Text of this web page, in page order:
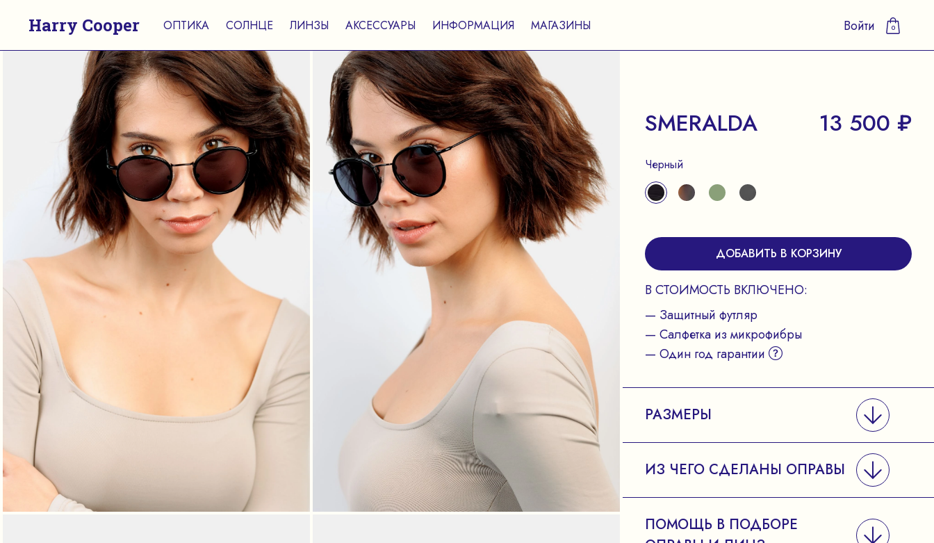
Harry Cooper ОПТИКА СОЛНЦЕ ЛИНЗЫ АКСЕССУАРЫ ИНФОРМАЦИЯ МАГАЗИНЫ Войти 0
SMERALDA 13 500 ₽
Черный
ДОБАВИТЬ В КОРЗИНУ
В СТОИМОСТЬ ВКЛЮЧЕНО:
— Защитный футляр
— Салфетка из микрофибры
— Один год гарантии
РАЗМЕРЫ
ИЗ ЧЕГО СДЕЛАНЫ ОПРАВЫ
ПОМОЩЬ В ПОДБОРЕ